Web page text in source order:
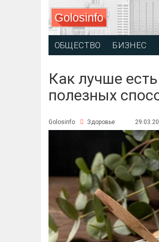
Golosinfo
ОБЩЕСТВО БИЗНЕС
Как лучше
полезных
Golosinfo Здоровье